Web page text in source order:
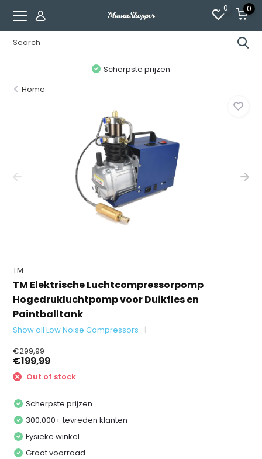
0 0
Scherpste prijzen
Home
TM
TM Elektrische Luchtcompressorpomp
Hogedrukluchtpomp voor Duikfles en
Paintballtank
Show all Low Noise Compressors
€299,99
€199,99
Out of stock
Scherpste prijzen
300,000+ tevreden klanten
Fysieke winkel
Groot voorraad